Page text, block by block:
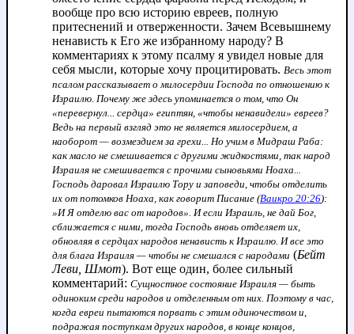
вообще про всю историю евреев, полную
притеснений и отверженности. Зачем Всевышнему
ненависть к Его же избранному народу? В
комментариях к этому псалму я увидел новые для
себя мысли, которые хочу процитировать. Весь этот
псалом рассказывает о милосердии Господа по отношению к
Израилю. Почему же здесь упоминается о том, что Он
«перевернул... сердца» египтян, «чтобы ненавидели» евреев?
Ведь на первый взгляд это не является милосердием, а
наоборот — возмездием за грехи... Но учим в Мидраш Раба:
как масло не смешивается с другими жидкостями, так народ
Израиля не смешивается с прочими сыновьями Ноаха...
Господь даровал Израилю Тору и заповеди, чтобы отделить
их от потомков Ноаха, как говорит Писание (Ваикро 20:26):
»И Я отделю вас от народов». И если Израиль, не дай Бог,
сближается с ними, тогда Господь вновь отделяет их,
обновляя в сердцах народов ненависть к Израилю. И все это
для блага Израиля — чтобы не смешался с народами (Бейт
Леви, Шмот). Вот еще один, более сильный
комментарий: Сущностное состояние Израиля — быть
одиноким среди народов и отделенным от них. Поэтому в час,
когда евреи пытаются порвать с этим одиночеством и,
подражая поступкам других народов, в конце концов,